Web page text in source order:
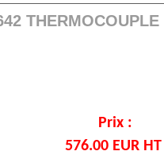
THERMOCOUPLE
Prix :
576.00 EUR